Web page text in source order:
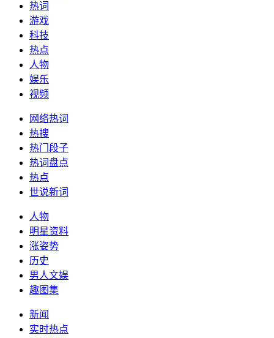
热词
游戏
科技
热点
人物
娱乐
视频
网络热词
热搜
热门段子
热词盘点
热点
世说新词
人物
明星资料
涨姿势
历史
男人文娱
趣图集
新闻
实时热点